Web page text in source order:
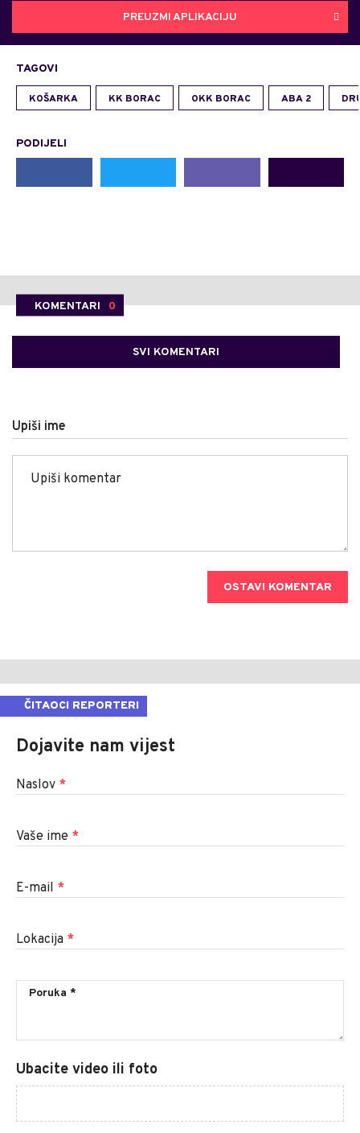
PREUZMI APLIKACIJU
TAGOVI
KOŠARKA KK BORAC OKK BORAC ABA 2
PODIJELI
KOMENTARI 0
SVI KOMENTARI
Upiši ime
OSTAVI KOMENTAR
ČITAOCI REPORTERI
Dojavite nam vijest
Naslov *
Vaše ime *
E-mail *
Lokacija *
Ubacite video ili foto